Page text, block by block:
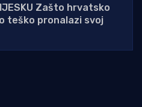
Zašto hrvatsko
teško pronalazi svoj